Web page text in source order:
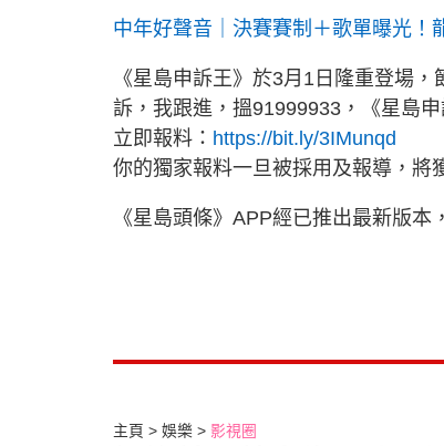
中年好聲音｜決賽賽制＋歌單曝光！
《星島申訴王》於3月1日隆重登場
訴，我跟進，搵91999933，《星島申
立即報料： https://bit.ly/3IMunqd
你的獨家報料一旦被採用及報導，將
《星島頭條》APP經已推出最新版本
主頁 娛樂 影視圈